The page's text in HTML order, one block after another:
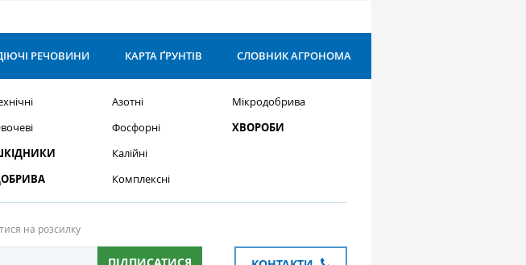
РЕЧОВИНИ КАРТА ҐРУНТІВ СЛОВНИК АГРОНОМА
Азотні
Фосфорні
Калійні
Комплексні
Мікродобрива
ХВОРОБИ
на розсилку